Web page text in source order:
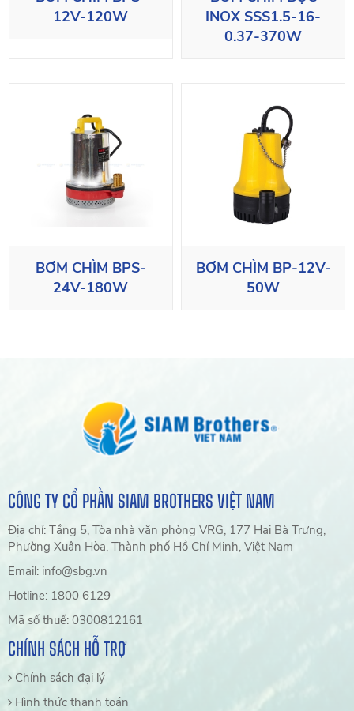
12V-120W
INOX SSS1.5-16-
0.37-370W
BƠM CHÌM BPS-
24V-180W
BƠM CHÌM BP-12V-
50W
CÔNG TY CỔ PHẦN SIAM BROTHERS VIỆT NAM
Địa chỉ: Tầng 5, Tòa nhà văn phòng VRG, 177 Hai Bà Trưng,
Phường Xuân Hòa, Thành phố Hồ Chí Minh, Việt Nam
Email: info@sbg.vn
Hotline: 1800 6129
Mã số thuế: 0300812161
CHÍNH SÁCH HỖ TRỢ
Chính sách đại lý
Hình thức thanh toán